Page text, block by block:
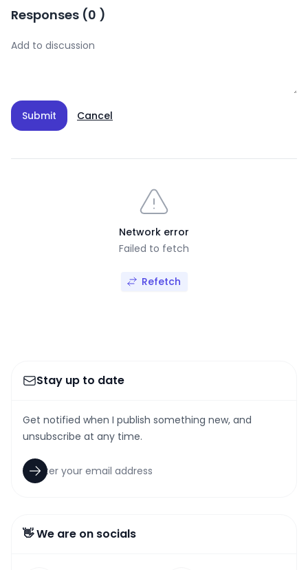
Responses (0 )
Submit Cancel
Network error
Failed to fetch
Refetch
Stay up to date
Get notified when I publish something new, and
unsubscribe at any time.
👋 We are on socials